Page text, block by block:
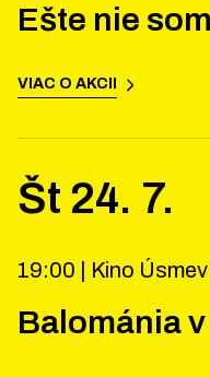
Ešte nie
VIAC O AKCII
Št 24. 7.
19:00 | Kino Úsmev
Balománia